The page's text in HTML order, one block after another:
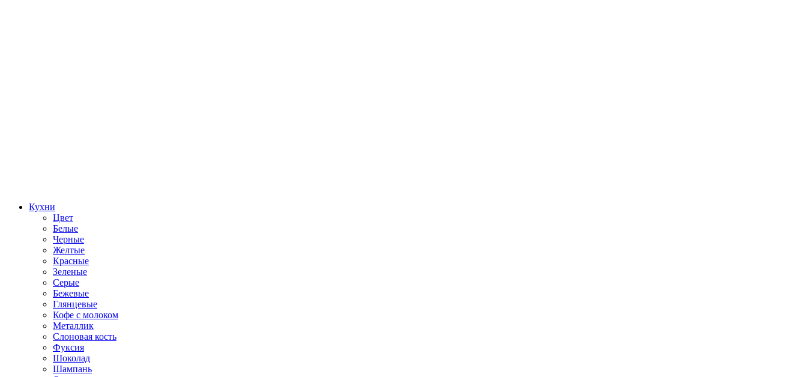
Кухни
Цвет
Белые
Черные
Желтые
Красные
Зеленые
Серые
Бежевые
Глянцевые
Кофе с молоком
Металлик
Слоновая кость
Фуксия
Шоколад
Шампань